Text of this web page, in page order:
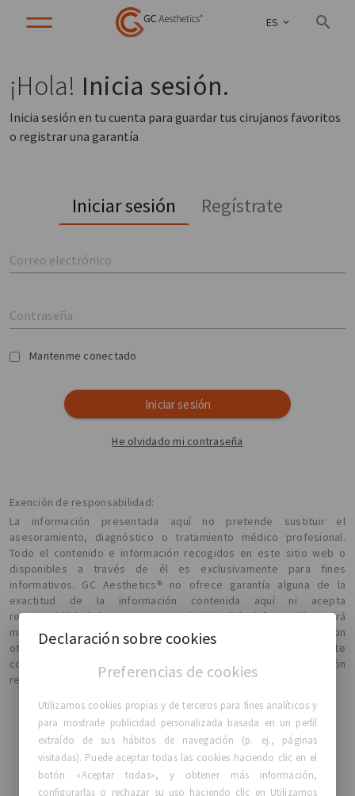
ES
¡Hola! Inicia sesión.
Inicia sesión en tu cuenta para guardar tus cirujanos favoritos
o registrar una garantía
Iniciar sesión Regístrate
Correo electrónico
Contraseña
Mantenme conectado
Iniciar sesión
He olvidado mi contraseña
Exención de responsabilidad:
La información presentada aquí no pretende sustituir el
asesoramiento, diagnóstico o tratamiento médico profesional.
Todo el contenido e información recogidos en este sitio web o
disponibles a través de él es exclusivamente para fines
informativos. GC Aesthetics® no ofrece garantía alguna de la
exactitud de la información contenida aquí ni acepta
responsabilidad alguna por su exactitud, y dicha información podrá
modificarse sin previo aviso. Le recomendamos que confirme con
otras fuentes cualquier información obtenida mediante este
contenido y que compruebe con su médico toda la información
relativa a su estado médico o tratamiento.
GC Aesthetics®
Declaración sobre cookies
Preferencias de cookies
Utilizamos cookies propias y de terceros para fines analíticos y
para mostrarle publicidad personalizada basada en un perfil
extraído de sus hábitos de navegación (p. ej., páginas
visitadas). Puede aceptar todas las cookies haciendo clic en el
botón «Aceptar todas», y obtener más información,
configurarlas o rechazar su uso haciendo clic en Utilizamos